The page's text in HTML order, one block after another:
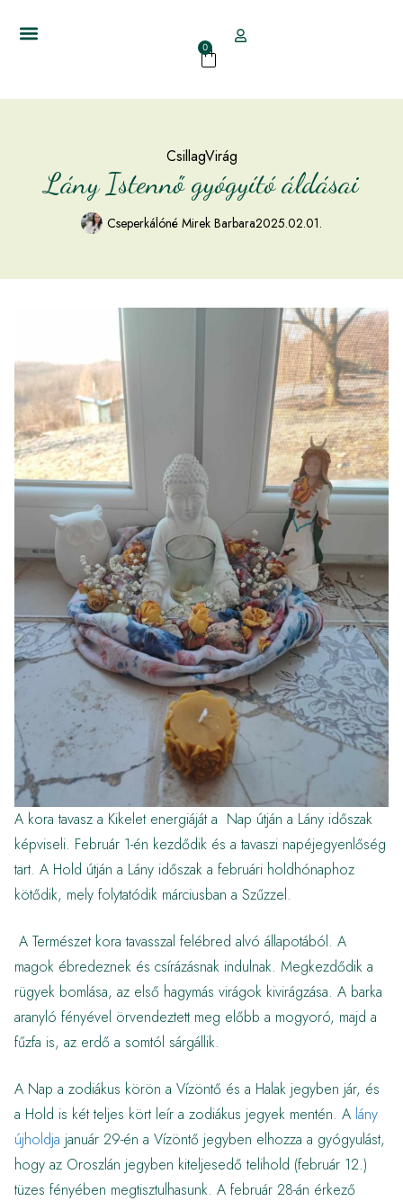
0
CsillagVirág
Lány Istennő gyógyító áldásai
Cseperkálóné Mirek Barbara2025.02.01.
A kora tavasz a Kikelet energiáját a Nap útján a Lány időszak
képviseli. Február 1-én kezdődik és a tavaszi napéjegyenlőség
tart. A Hold útján a Lány időszak a februári holdhónaphoz
kötődik, mely folytatódik márciusban a Szűzzel.
A Természet kora tavasszal felébred alvó állapotából. A
magok ébredeznek és csírázásnak indulnak. Megkezdődik a
rügyek bomlása, az első hagymás virágok kivirágzása. A barka
aranyló fényével örvendeztett meg előbb a mogyoró, majd a
fűzfa is, az erdő a somtól sárgállik.
A Nap a zodiákus körön a Vízöntő és a Halak jegyben jár, és
a Hold is két teljes kört leír a zodiákus jegyek mentén. A lány
újholdja január 29-én a Vízöntő jegyben elhozza a gyógyulást,
hogy az Oroszlán jegyben kiteljesedő telihold (február 12.)
tüzes fényében megtisztulhasunk. A február 28-án érkező